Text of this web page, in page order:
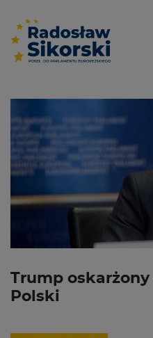
Trump
Polski